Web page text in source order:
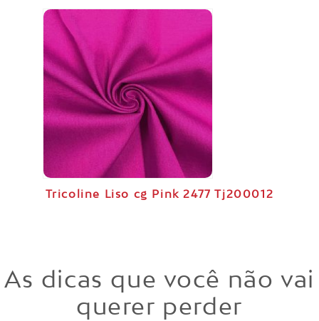
Tricoline Liso cg Pink 2477 Tj200012
As dicas que você não vai
querer perder